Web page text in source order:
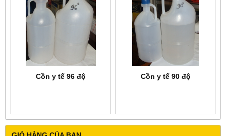
Cồn y tế 96 độ Cồn y tế 90 độ